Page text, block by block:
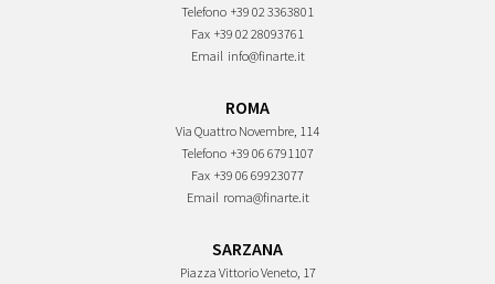
Telefono +39 02 3363801
Fax +39 02 28093761
Email info@finarte.it
ROMA
Via Quattro Novembre, 114
Telefono +39 06 6791107
Fax +39 06 69923077
Email roma@finarte.it
SARZANA
Piazza Vittorio Veneto, 17